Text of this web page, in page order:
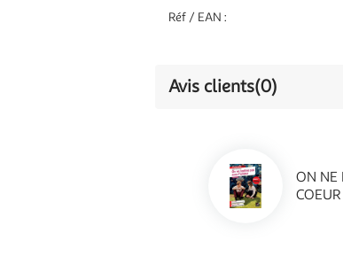
Réf / EAN :
Avis clients(0)
ON NE